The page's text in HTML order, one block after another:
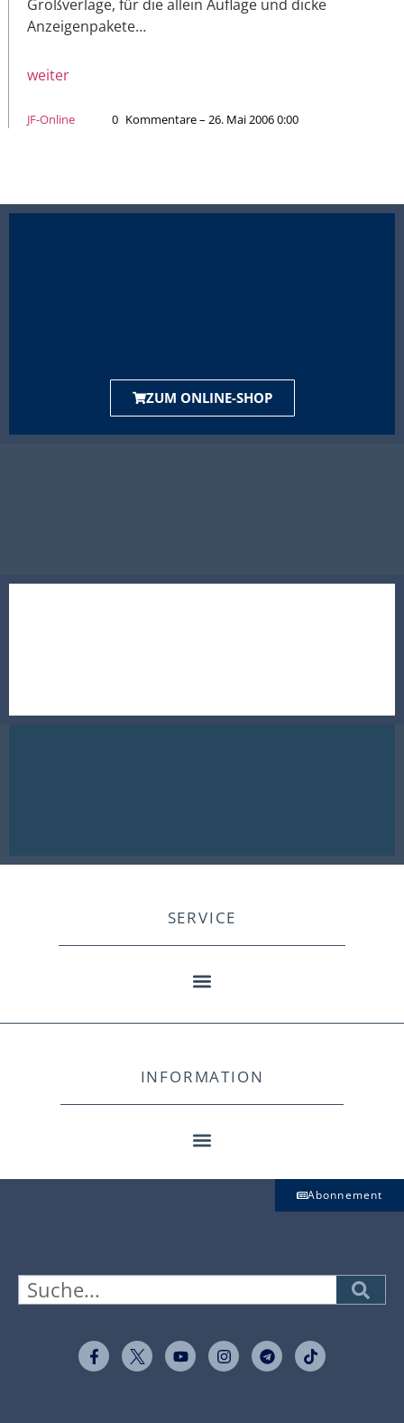
Großverlage, für die allein Auflage und dicke
Anzeigenpakete…
weiter
JF-Online 0 Kommentare – 26. Mai 2006 0:00
ZUM ONLINE-SHOP
SERVICE
INFORMATION
Abonnement